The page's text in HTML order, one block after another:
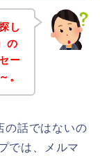
し
の
ー
。
の話ではないの
では、メルマ